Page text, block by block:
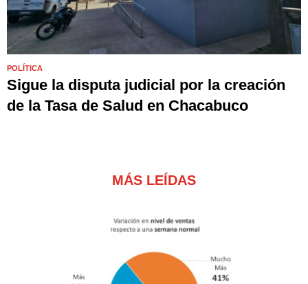
POLÍTICA
Sigue la disputa judicial por la creación
de la Tasa de Salud en Chacabuco
MÁS LEÍDAS